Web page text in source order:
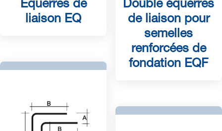
Equerres de
liaison EQ
Double équerres
de liaison pour
semelles
renforcées de
fondation EQF